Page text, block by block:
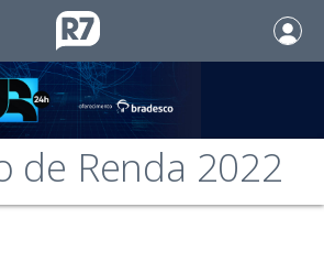
de Renda 2022